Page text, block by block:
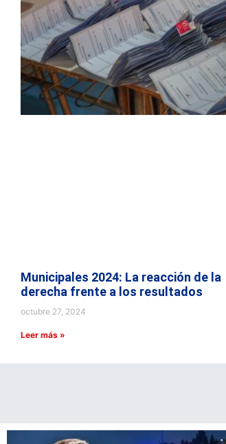
Municipales 2024: La reacción de la
derecha frente a los resultados
octubre 27, 2024
Leer más »